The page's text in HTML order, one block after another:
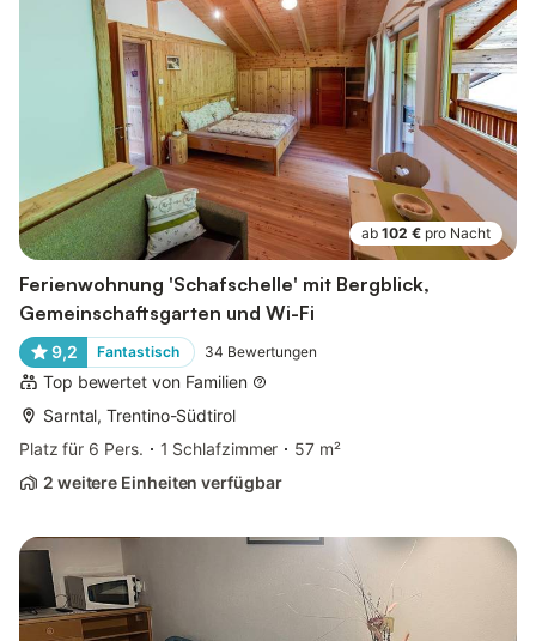
ab 102 € pro Nacht
Ferienwohnung 'Schafschelle' mit Bergblick,
Gemeinschaftsgarten und Wi-Fi
9,2 Fantastisch 34 Bewertungen
Top bewertet von Familien
Sarntal, Trentino-Südtirol
Platz für 6 Pers.
1 Schlafzimmer
57 m²
2 weitere Einheiten verfügbar